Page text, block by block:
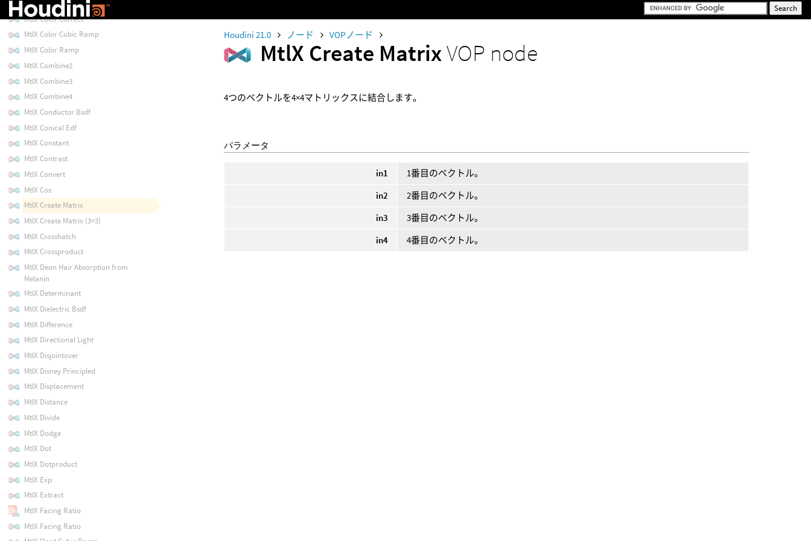
Houdini 21.0 ノード VOPノード
MtlX Create MatrixVOP node
4つのベクトルを4×4マトリックスに結合します。
パラメータ
in1
1番目のベクトル。
in2
2番目のベクトル。
in3
3番目のベクトル。
in4
4番目のベクトル。
MtlX Cloverleaf
MtlX Color Correct
MtlX Color Cubic Ramp
MtlX Color Ramp
MtlX Combine2
MtlX Combine3
MtlX Combine4
MtlX Conductor Bsdf
MtlX Conical Edf
MtlX Constant
MtlX Contrast
MtlX Convert
MtlX Cos
MtlX Create Matrix
MtlX Create Matrix (3×3)
MtlX Crosshatch
MtlX Crossproduct
MtlX Deon Hair Absorption from
Melanin
MtlX Determinant
MtlX Dielectric Bsdf
MtlX Difference
MtlX Directional Light
MtlX Disjointover
MtlX Disney Principled
MtlX Displacement
MtlX Distance
MtlX Divide
MtlX Dodge
MtlX Dot
MtlX Dotproduct
MtlX Exp
MtlX Extract
MtlX Facing Ratio
MtlX Facing Ratio